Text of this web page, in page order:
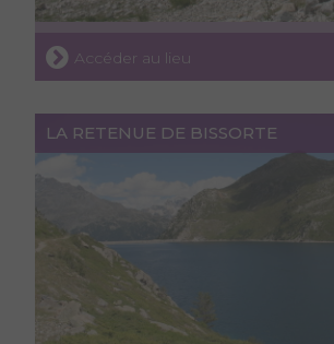
Accéder au lieu
LA RETENUE DE BISSORTE